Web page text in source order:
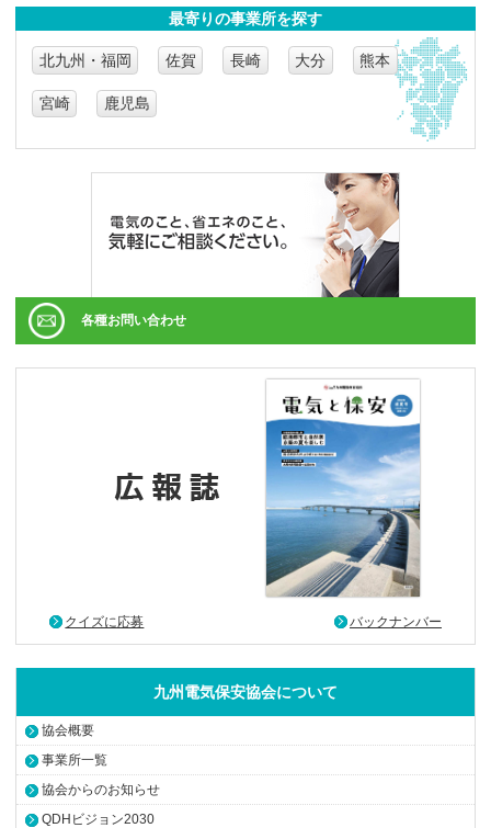
最寄りの事業所を探す
北九州・福岡 佐賀 長崎 大分 熊本
宮崎 鹿児島
各種お問い合わせ
クイズに応募 バックナンバー
九州電気保安協会について
協会概要
事業所一覧
協会からのお知らせ
QDHビジョン2030